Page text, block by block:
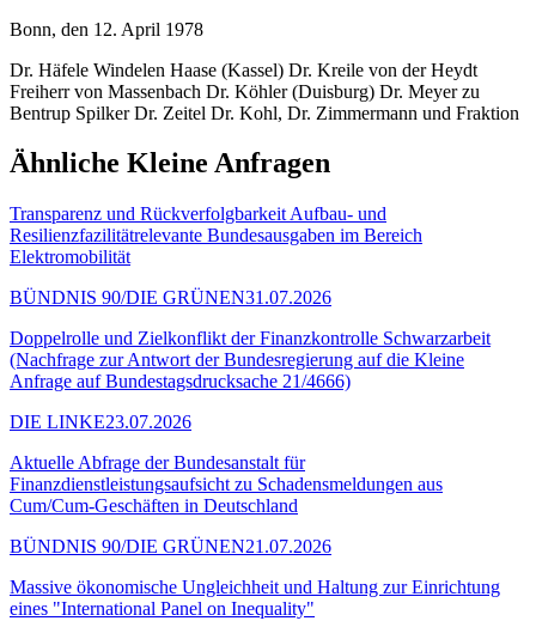
Bonn, den 12. April 1978
Dr. Häfele Windelen Haase (Kassel) Dr. Kreile von der Heydt
Freiherr von Massenbach Dr. Köhler (Duisburg) Dr. Meyer zu
Bentrup Spilker Dr. Zeitel Dr. Kohl, Dr. Zimmermann und Fraktion
Ähnliche Kleine Anfragen
Transparenz und Rückverfolgbarkeit Aufbau- und
Resilienzfazilitätrelevante Bundesausgaben im Bereich
Elektromobilität
BÜNDNIS 90/DIE GRÜNEN31.07.2026
Doppelrolle und Zielkonflikt der Finanzkontrolle Schwarzarbeit
(Nachfrage zur Antwort der Bundesregierung auf die Kleine
Anfrage auf Bundestagsdrucksache 21/4666)
DIE LINKE23.07.2026
Aktuelle Abfrage der Bundesanstalt für
Finanzdienstleistungsaufsicht zu Schadensmeldungen aus
Cum/Cum-Geschäften in Deutschland
BÜNDNIS 90/DIE GRÜNEN21.07.2026
Massive ökonomische Ungleichheit und Haltung zur Einrichtung
eines "International Panel on Inequality"